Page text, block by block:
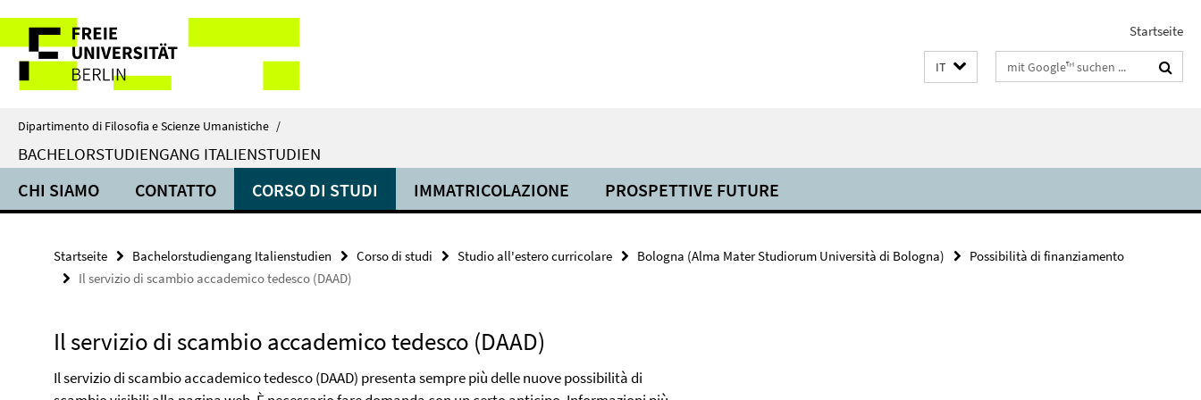
direkt
Inhalt
Service-
Navigation
Startseite
IT Suchbegriffe
Dipartimento di Filosofia e Scienze Umanistiche /
BACHELORSTUDIENGANG ITALIENSTUDIEN
CHI SIAMO CONTATTO CORSO DI STUDI IMMATRICOLAZIONE PROSPETTIVE FUTURE
Startseite Bachelorstudiengang Italienstudien Corso di studi Studio all'estero curricolare Bologna (Alma Mater Studiorum Università di Bologna)
Possibilità di finanziamento
Il servizio di scambio accademico tedesco (DAAD)
Il servizio di scambio accademico tedesco (DAAD)
Il servizio di scambio accademico tedesco (DAAD) presenta sempre più delle nuove possibilità di